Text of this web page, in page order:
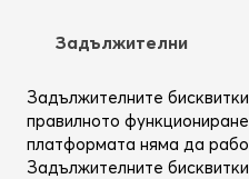
Начало Тяло Кремове
Задължителни
Задължителните
правилното
платформата няма да
Задължителните